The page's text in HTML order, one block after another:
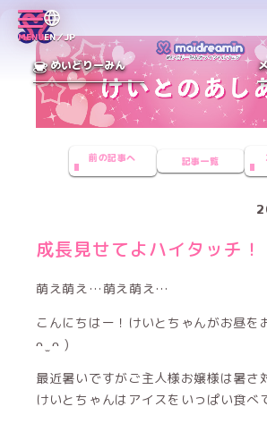
MENUEN／JP
めいどりーみん
前の記事へ 記事一覧
成長見せてよハイタッチ！
萌え萌え…萌え萌え…
こんにちはー！けいとちゃんがお昼を
ᴖ ̫ ᴖ )
最近暑いですがご主人様お嬢様は暑さ
けいとちゃんはアイスをいっぱい食べ